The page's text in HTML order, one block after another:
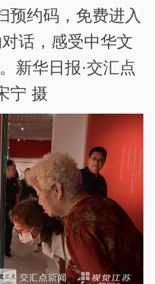
预约码，免费进入
话，感受中华文
新华日报·交汇点
宁 摄